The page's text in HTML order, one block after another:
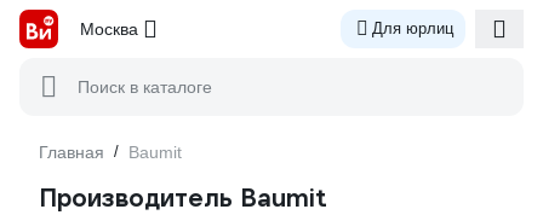
Москва Для юрлиц
Поиск в каталоге
Главная / Baumit
Производитель Baumit